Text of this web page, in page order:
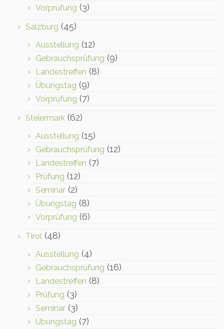
Vorprüfung (3)
Salzburg (45)
Ausstellung (12)
Gebrauchsprüfung (9)
Landestreffen (8)
Übungstag (9)
Vorprüfung (7)
Steiermark (62)
Ausstellung (15)
Gebrauchsprüfung (12)
Landestreffen (7)
Prüfung (12)
Seminar (2)
Übungstag (8)
Vorprüfung (6)
Tirol (48)
Ausstellung (4)
Gebrauchsprüfung (16)
Landestreffen (8)
Prüfung (3)
Seminar (3)
Übungstag (7)